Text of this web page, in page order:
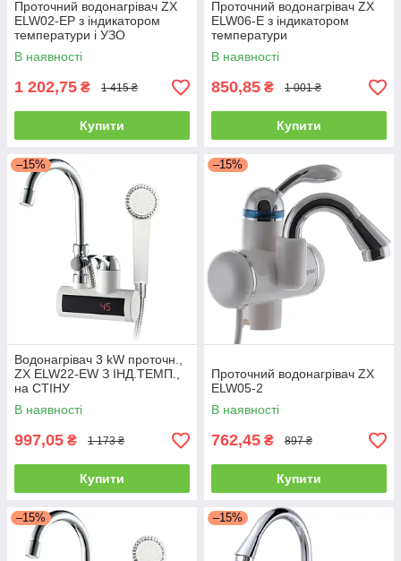
Проточний водонагрівач ZX
ELW02-EP з індикатором
температури і УЗО
В наявності
1 202,75 ₴ 1 415 ₴
Купити
Проточний водонагрівач ZX
ELW06-E з індикатором
температури
В наявності
850,85 ₴ 1 001 ₴
Купити
–15%
Водонагрівач 3 kW проточн.,
ZX ELW22-EW З ІНД.ТЕМП.,
на СТІНУ
В наявності
997,05 ₴ 1 173 ₴
Купити
–15%
Проточний водонагрівач ZX
ELW05-2
В наявності
762,45 ₴ 897 ₴
Купити
–15% –15%